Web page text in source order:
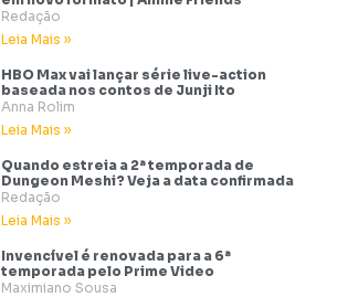
Redação
Leia Mais »
HBO Max vai lançar série live-action
baseada nos contos de Junji Ito
Anna Rolim
Leia Mais »
Quando estreia a 2ª temporada de
Dungeon Meshi? Veja a data confirmada
Redação
Leia Mais »
Invencível é renovada para a 6ª
temporada pelo Prime Video
Maximiano Sousa